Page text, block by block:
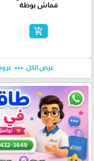
قماش بوظة
add_shopping_cart
عرض الكل more_horiz